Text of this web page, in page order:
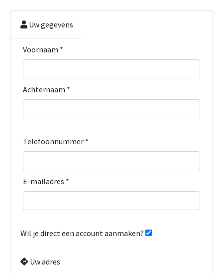
Uw gegevens
Voornaam *
Achternaam *
Telefoonnummer *
E-mailadres *
Wil je direct een account aanmaken?
Uw adres